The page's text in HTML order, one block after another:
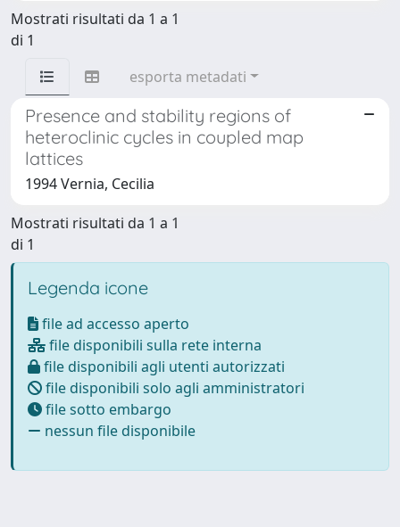
Mostrati risultati da 1 a 1
di 1
esporta metadati
Presence and stability regions of
heteroclinic cycles in coupled map
lattices
1994 Vernia, Cecilia
Mostrati risultati da 1 a 1
di 1
Legenda icone
file ad accesso aperto
file disponibili sulla rete interna
file disponibili agli utenti autorizzati
file disponibili solo agli amministratori
file sotto embargo
nessun file disponibile